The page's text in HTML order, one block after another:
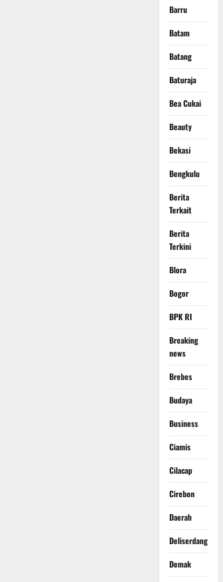
Barru
Batam
Batang
Baturaja
Bea Cukai
Beauty
Bekasi
Bengkulu
Berita
Terkait
Berita
Terkini
Blora
Bogor
BPK RI
Breaking
news
Brebes
Budaya
Business
Ciamis
Cilacap
Cirebon
Daerah
Deliserdang
Demak